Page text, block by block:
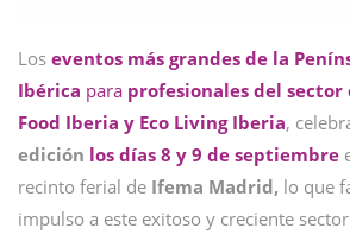
Los eventos más grandes de la
Ibérica para profesionales del sector
Food Iberia y Eco Living Iberia,
edición los días 8 y 9 de septiembre
recinto ferial de Ifema Madrid, lo que
impulso a este exitoso y creciente